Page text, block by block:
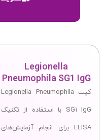
Legionella
Pneumophila SG1 IgG
کیت Legionella Pneumophila
SG1 IgG با استفاده از تکنیک
ELISA برای انجام آزمایش‌های